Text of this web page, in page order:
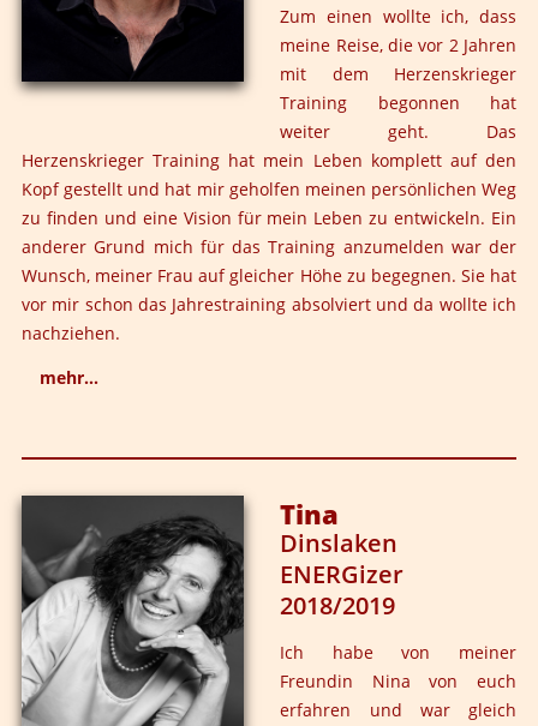
Zum einen wollte ich, dass
meine Reise, die vor 2 Jahren
mit dem Herzenskrieger
Training begonnen hat
weiter geht. Das
Herzenskrieger Training hat mein Leben komplett auf den
Kopf gestellt und hat mir geholfen meinen persönlichen Weg
zu finden und eine Vision für mein Leben zu entwickeln. Ein
anderer Grund mich für das Training anzumelden war der
Wunsch, meiner Frau auf gleicher Höhe zu begegnen. Sie hat
vor mir schon das Jahrestraining absolviert und da wollte ich
nachziehen.
mehr...
Spaß! Von der ersten Sekunde an „geht die Post ab“ und
was die beiden sich immer wieder einfallen lassen ist
unglaublich gewaltig. Es war eine riesen Freude für
mich dabei zu sein und eintauchen zu dürfen in diese
unbeschreibliche Welt. Man kann es nicht erklären- man
muss es erleben, man muss es spüren und mit jeder
Faser seines Körpers aufnehmen.
Tina
Dinslaken
ENERGizer
2018/2019
Ich habe von meiner
Freundin Nina von euch
erfahren und war gleich